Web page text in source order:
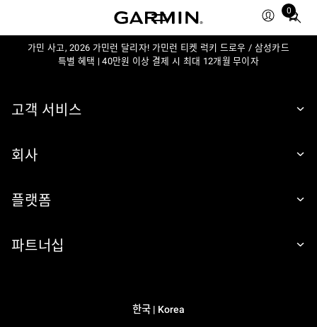
0
Total
items
in
가민 사고, 2026 가민런 달리자! 가민런 티켓 럭키 드로우 / 삼성카드
특별 혜택 | 40만원 이상 결제 시 최대 12개월 무이자
고객 서비스
회사
플랫폼
파트너십
한국 | Korea